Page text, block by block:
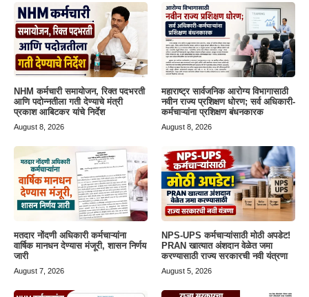
NHM कर्मचारी समायोजन, रिक्त पदभरती
आणि पदोन्नतीला गती देण्याचे मंत्री
प्रकाश आबिटकर यांचे निर्देश
August 8, 2026
महाराष्ट्र सार्वजनिक आरोग्य विभागासाठी
नवीन राज्य प्रशिक्षण धोरण; सर्व अधिकारी-
कर्मचाऱ्यांना प्रशिक्षण बंधनकारक
August 8, 2026
मतदार नोंदणी अधिकारी कर्मचाऱ्यांना
वार्षिक मानधन देण्यास मंजूरी, शासन निर्णय
जारी
August 7, 2026
NPS-UPS कर्मचाऱ्यांसाठी मोठी अपडेट!
PRAN खात्यात अंशदान वेळेत जमा
करण्यासाठी राज्य सरकारची नवी यंत्रणा
August 5, 2026